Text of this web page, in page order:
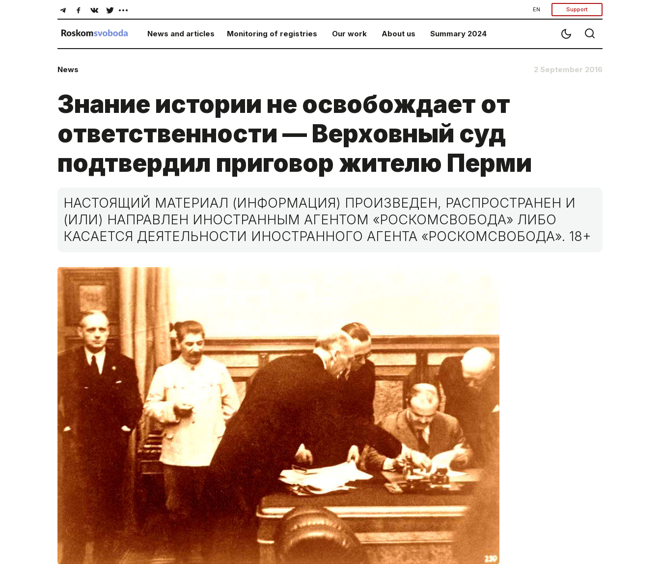
EN Support
News and articles Monitoring of registries Our work About us Summary 2024
News 2 September 2016
Знание истории не освобождает от
ответственности — Верховный суд
подтвердил приговор жителю Перми
НАСТОЯЩИЙ МАТЕРИАЛ (ИНФОРМАЦИЯ) ПРОИЗВЕДЕН, РАСПРОСТРАНЕН И
(ИЛИ) НАПРАВЛЕН ИНОСТРАННЫМ АГЕНТОМ «РОСКОМСВОБОДА» ЛИБО
КАСАЕТСЯ ДЕЯТЕЛЬНОСТИ ИНОСТРАННОГО АГЕНТА «РОСКОМСВОБОДА». 18+